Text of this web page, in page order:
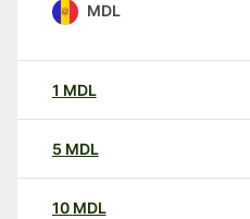
MDL
1 MDL
5 MDL
10 MDL